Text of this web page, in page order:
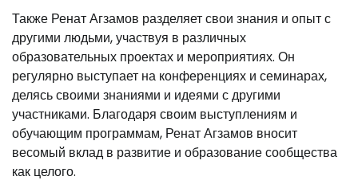
Также Ренат Агзамов разделяет свои знания и опыт с
другими людьми, участвуя в различных
образовательных проектах и мероприятиях. Он
регулярно выступает на конференциях и семинарах,
делясь своими знаниями и идеями с другими
участниками. Благодаря своим выступлениям и
обучающим программам, Ренат Агзамов вносит
весомый вклад в развитие и образование сообщества
как целого.